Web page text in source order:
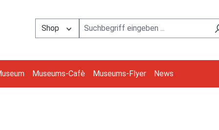
Shop
Museums-Cafè Museums-Flyer News